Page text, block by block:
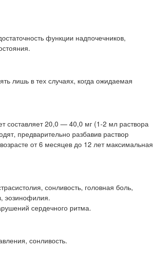
функции надпочечников,
лишь в тех случаях, когда ожидаемая
составляет 20,0 — 40,0 мг (1-2 мл раствора
предварительно разбавив раствор
от 6 месяцев до 12 лет максимальная
сонливость, головная боль,
эозинофилия.
сердечного ритма.
сонливость.